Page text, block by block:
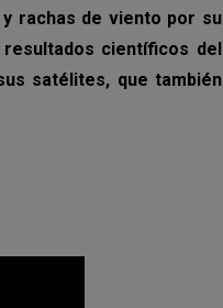
rachas de viento por su
científicos del
satélites, que también